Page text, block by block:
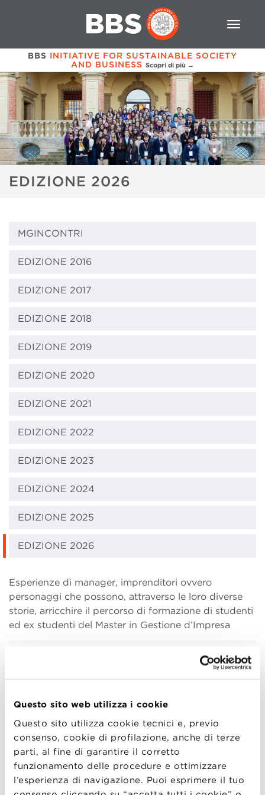
Questo sito web utilizza i cookie
Questo sito utilizza cookie tecnici e, previo
consenso, cookie di profilazione, anche di terze
parti, al fine di garantire il corretto
funzionamento delle procedure e ottimizzare
l’esperienza di navigazione. Puoi esprimere il tuo
BBS INITIATIVE FOR SUSTAINABLE SOCIETY
AND BUSINESS Scopri di più →
EDIZIONE 2026
MGINCONTRI
EDIZIONE 2016
EDIZIONE 2017
EDIZIONE 2018
EDIZIONE 2019
EDIZIONE 2020
EDIZIONE 2021
EDIZIONE 2022
EDIZIONE 2023
EDIZIONE 2024
EDIZIONE 2025
EDIZIONE 2026
Esperienze di manager, imprenditori ovvero
personaggi che possono, attraverso le loro diverse
storie, arricchire il percorso di formazione di studenti
ed ex studenti del Master in Gestione d’Impresa
Di seguito il calendario degli incontri per il 2026:
Febbraio
2/02/2026 | h. 17:30 | Uberto Fabbri Curcio –
Apparel & Merchandising Manager |Ducati
16/02/2026 | h. 17:30 | Nicolò Maroni –
Marketing Manager | Caviro
23/02/2026 | h. 17:30 | Albano Francesco –
Head of Product Marketing | Automobili
Lamborghini S.p.A.